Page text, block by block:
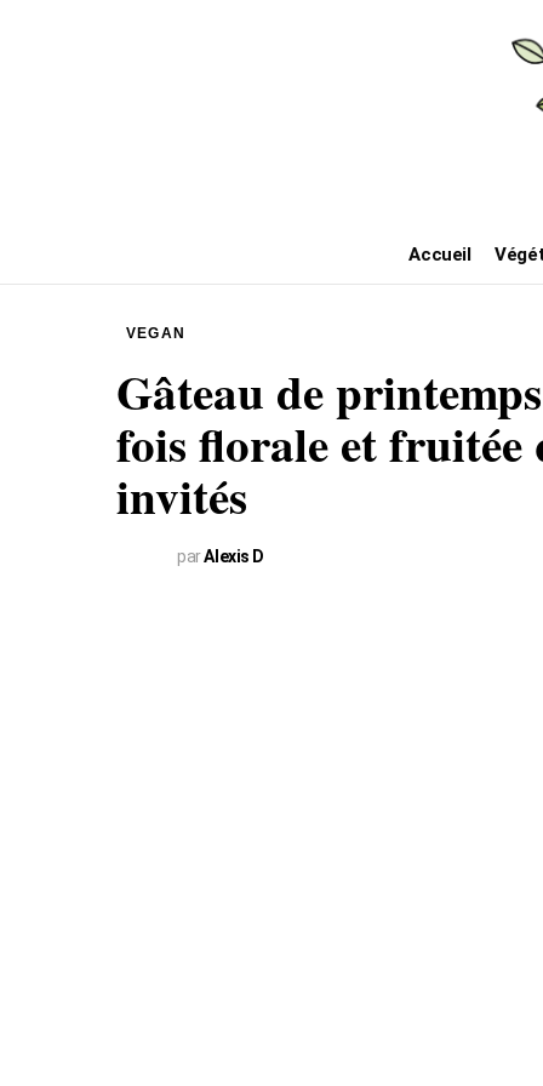
Accueil
VEGAN
Gâteau de
fois florale et fruitée
invités
parAlexis D